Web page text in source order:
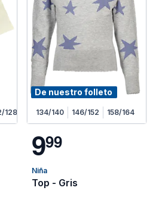
128
De nuestro folleto
134/140 146/152 158/164
999
Niña
Top - Gris